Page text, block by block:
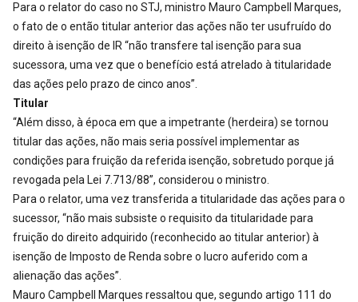
Para o relator do caso no STJ, ministro Mauro Campbell Marques,
o fato de o então titular anterior das ações não ter usufruído do
direito à isenção de IR “não transfere tal isenção para sua
sucessora, uma vez que o benefício está atrelado à titularidade
das ações pelo prazo de cinco anos”.
Titular
“Além disso, à época em que a impetrante (herdeira) se tornou
titular das ações, não mais seria possível implementar as
condições para fruição da referida isenção, sobretudo porque já
revogada pela Lei 7.713/88”, considerou o ministro.
Para o relator, uma vez transferida a titularidade das ações para o
sucessor, “não mais subsiste o requisito da titularidade para
fruição do direito adquirido (reconhecido ao titular anterior) à
isenção de Imposto de Renda sobre o lucro auferido com a
alienação das ações”.
Mauro Campbell Marques ressaltou que, segundo artigo 111 do